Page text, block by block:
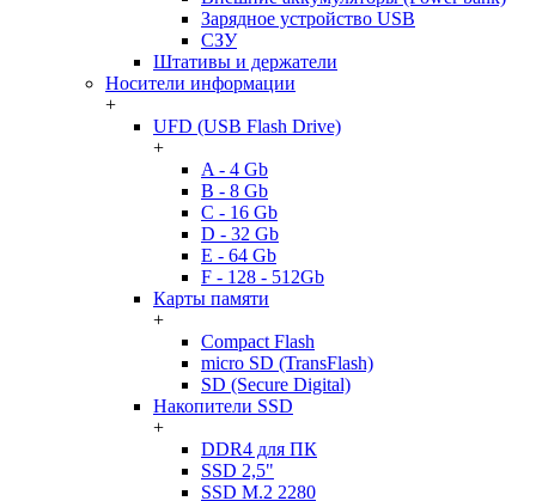
Зарядное устройство USB
СЗУ
Штативы и держатели
Носители информации
+
UFD (USB Flash Drive)
+
A - 4 Gb
B - 8 Gb
C - 16 Gb
D - 32 Gb
E - 64 Gb
F - 128 - 512Gb
Карты памяти
+
Compact Flash
micro SD (TransFlash)
SD (Secure Digital)
Накопители SSD
+
DDR4 для ПК
SSD 2,5"
SSD M.2 2280